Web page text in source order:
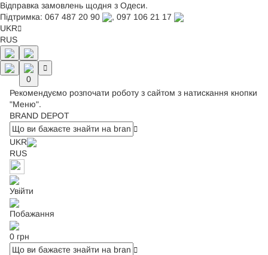
Відправка замовлень щодня з Одеси.
Підтримка: 067 487 20 90 , 097 106 21 17
UKR
RUS
0
Рекомендуємо розпочати роботу з сайтом з натискання кнопки
"Меню".
BRAND DEPOT
UKR
RUS
Увійти
Побажання
0 грн